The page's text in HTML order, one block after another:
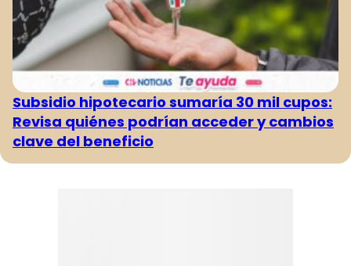
Subsidio hipotecario sumaría 30 mil cupos:
Revisa quiénes podrían acceder y cambios
clave del beneficio